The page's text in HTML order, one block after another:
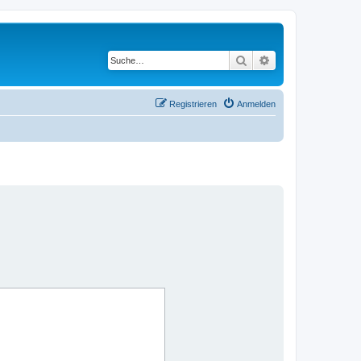
Suche
Anmelden
Registrieren